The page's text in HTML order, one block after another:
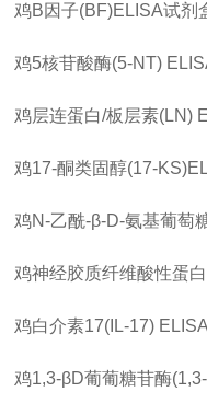
鸡B因子(BF)ELISA试剂
鸡5核苷酸酶(5-NT)
鸡层连蛋白/板层素(LN)
鸡17-酮类固醇(17-
鸡N-乙酰-β-D-氨基葡萄
鸡神经胶质纤维酸性蛋白
鸡白介素17(IL-17)
鸡1,3-βD葡葡糖苷酶